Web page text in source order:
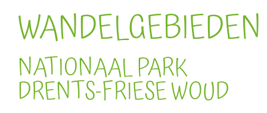
WANDELGEBIEDEN
NATIONAAL PARK
DRENTS-FRIESE WOUD